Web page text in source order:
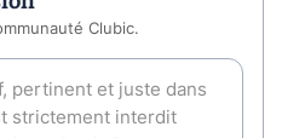
Clubic.